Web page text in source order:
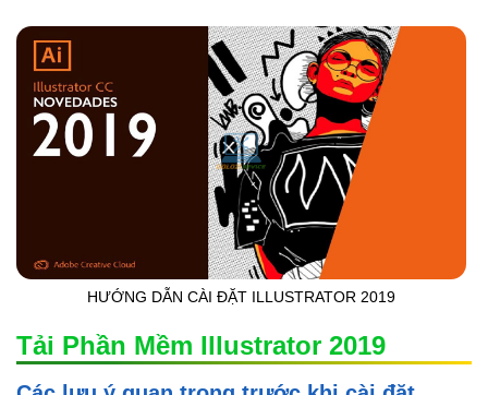
HƯỚNG DẪN CÀI ĐẶT ILLUSTRATOR 2019
Tải Phần Mềm Illustrator 2019